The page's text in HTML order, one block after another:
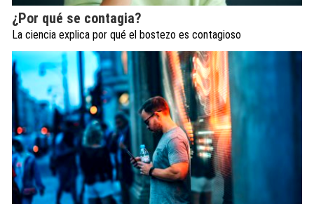
¿Por qué se contagia?
La ciencia explica por qué el bostezo es contagioso